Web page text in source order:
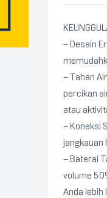
– Desain
– Tahan
percikan
atau
– Koneksi
jangkauan
– Baterai
volume
Anda lebih